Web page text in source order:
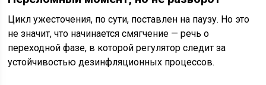
Цикл ужесточения, по сути, поставлен на паузу. Но это
не значит, что начинается смягчение — речь о
переходной фазе, в которой регулятор следит за
устойчивостью дезинфляционных процессов.